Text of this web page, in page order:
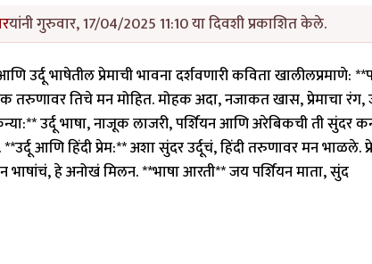
यांनी गुरुवार, 17/04/2025 11:10 या दिवशी प्रकाशित केले.
उर्दू भाषेतील प्रेमाची भावना दर्शवणारी कविता खालीलप्रमाणे:
तरुणावर तिचे मन मोहित. मोहक अदा, नजाकत खास, प्रेमाचा
उर्दू भाषा, नाजूक लाजरी, पर्शियन आणि अरेबिकची ती सुंदर
आणि हिंदी प्रेम:** अशा सुंदर उर्दूचं, हिंदी तरुणावर मन
भाषांचं, हे अनोखं मिलन. **भाषा आरती** जय पर्शियन माता, सुंद